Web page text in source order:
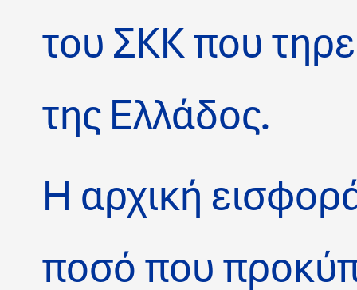
του ΣΚΚ που
της Ελλάδος.
Η αρχική
ποσό που